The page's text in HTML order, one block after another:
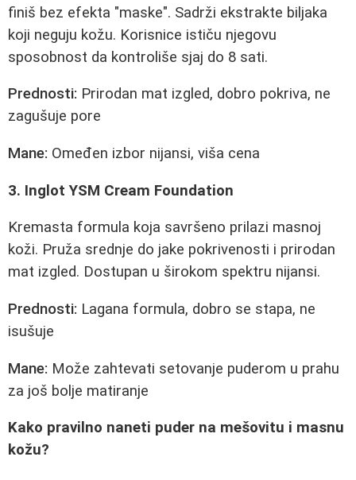
finiš bez efekta "maske". Sadrži ekstrakte biljaka
koji neguju kožu. Korisnice ističu njegovu
sposobnost da kontroliše sjaj do 8 sati.
Prednosti: Prirodan mat izgled, dobro pokriva, ne
zagušuje pore
Mane: Omeđen izbor nijansi, viša cena
3. Inglot YSM Cream Foundation
Kremasta formula koja savršeno prilazi masnoj
koži. Pruža srednje do jake pokrivenosti i prirodan
mat izgled. Dostupan u širokom spektru nijansi.
Prednosti: Lagana formula, dobro se stapa, ne
isušuje
Mane: Može zahtevati setovanje puderom u prahu
za još bolje matiranje
Kako pravilno naneti puder na mešovitu i masnu
kožu?